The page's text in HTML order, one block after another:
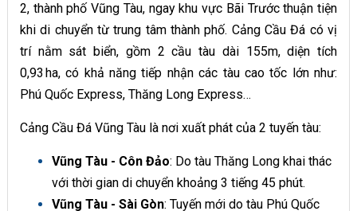
2, thành phố Vũng Tàu, ngay khu vực Bãi Trước thuận tiện
khi di chuyển từ trung tâm thành phố. Cảng Cầu Đá có vị
trí nằm sát biển, gồm 2 cầu tàu dài 155m, diện tích
0,93 ha, có khả năng tiếp nhận các tàu cao tốc lớn như:
Phú Quốc Express, Thăng Long Express…
Cảng Cầu Đá Vũng Tàu là nơi xuất phát của 2 tuyến tàu:
Vũng Tàu - Côn Đảo: Do tàu Thăng Long khai thác
với thời gian di chuyển khoảng 3 tiếng 45 phút.
Vũng Tàu - Sài Gòn: Tuyến mới do tàu Phú Quốc